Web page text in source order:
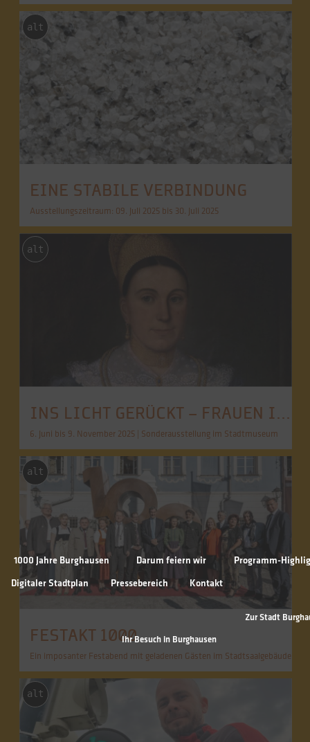
1000 Jahre Burghausen Darum feiern wir
Programm-
Digitaler Stadtplan
Pressebereich Kontakt
Zur Stadt
Ihr Besuch in Burghausen
alt
EINE STABILE VERBINDUNG
Ausstellungszeitraum: 09. Juli 2025 bis 30. Juli 2025
alt
INS LICHT GERÜCKT – FRAUEN IN BURGHAUSEN
6. Juni bis 9. November 2025 | Sonderausstellung im Stadtmuseum
alt
FESTAKT 1000
Ein imposanter Festabend mit geladenen Gästen im Stadtsaalgebäude
alt